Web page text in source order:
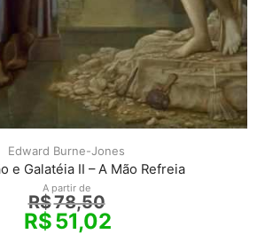
Edward Burne-Jones
e Galatéia II – A Mão Refreia
A partir de
R$78,50
R$51,02